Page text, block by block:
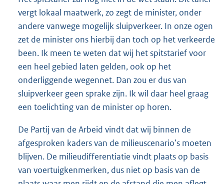
vergt lokaal maatwerk, zo zegt de minister, onder
andere vanwege mogelijk sluipverkeer. In onze ogen
zet de minister ons hierbij dan toch op het verkeerde
been. Ik meen te weten dat wij het spitstarief voor
een heel gebied laten gelden, ook op het
onderliggende wegennet. Dan zou er dus van
sluipverkeer geen sprake zijn. Ik wil daar heel graag
een toelichting van de minister op horen.
De Partij van de Arbeid vindt dat wij binnen de
afgesproken kaders van de milieuscenario’s moeten
blijven. De milieudifferentiatie vindt plaats op basis
van voertuigkenmerken, dus niet op basis van de